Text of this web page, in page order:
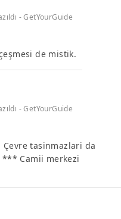
- GetYourGuide
de mistik.
- GetYourGuide
tasinmazlari da
*** Camii merkezi